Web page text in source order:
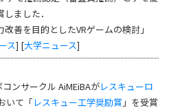
ました．
善を目的としたVRゲームの検討」
ス] [大学ニュース]
コンサークル AiMEiBAがレスキューロ
いて「 レスキュー工学奨励賞 」を受賞